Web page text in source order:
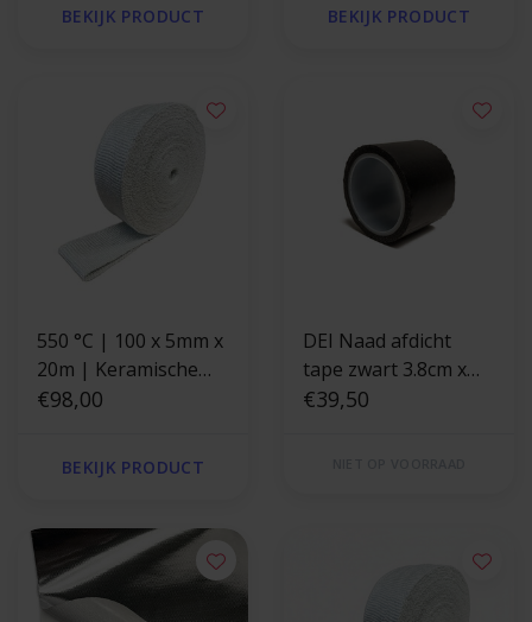
BEKIJK PRODUCT BEKIJK PRODUCT
550 °C | 100 x 5mm x
20m | Keramische
uitlaatband -
€98,00
BEKIJK PRODUCT
DEI Naad afdicht
tape zwart 3.8cm x
4.5m
€39,50